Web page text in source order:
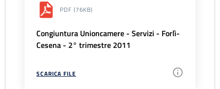
PDF (76KB)
Congiuntura Unioncamere - Servizi - Forlì-
Cesena - 2° trimestre 2011
SCARICA FILE